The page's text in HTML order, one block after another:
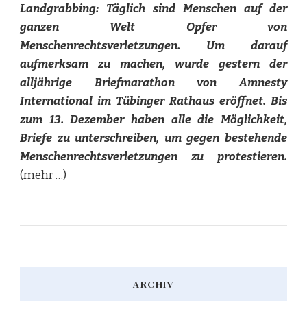
Landgrabbing: Täglich sind Menschen auf der
ganzen Welt Opfer von
Menschenrechtsverletzungen. Um darauf
aufmerksam zu machen, wurde gestern der
alljährige Briefmarathon von Amnesty
International im Tübinger Rathaus eröffnet. Bis
zum 13. Dezember haben alle die Möglichkeit,
Briefe zu unterschreiben, um gegen bestehende
Menschenrechtsverletzungen zu protestieren.
(mehr …)
ARCHIV